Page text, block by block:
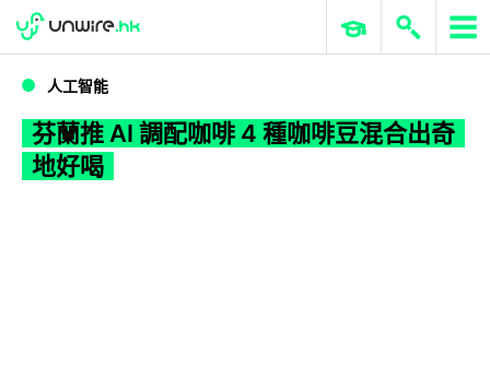
WWDC 2026 ERP 與商業 AI
人工智能
芬蘭推 AI 調配咖啡 4 種咖啡豆混合出奇
地好喝